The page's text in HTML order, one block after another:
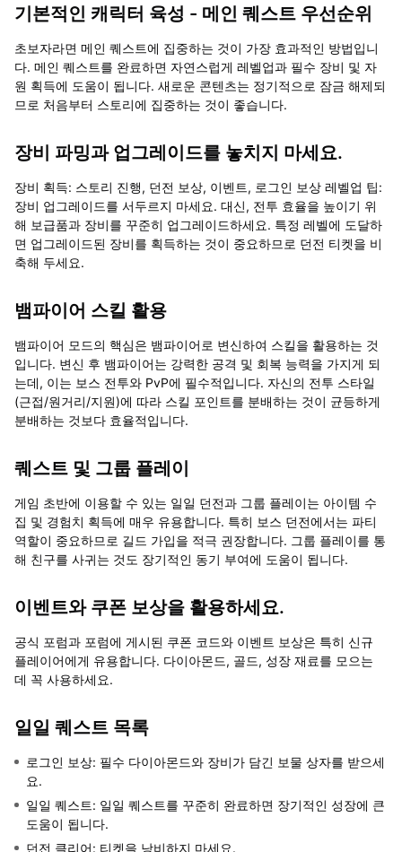
기본적인 캐릭터 육성 - 메인 퀘스트 우선순위
초보자라면 메인 퀘스트에 집중하는 것이 가장 효과적인 방법입니
다. 메인 퀘스트를 완료하면 자연스럽게 레벨업과 필수 장비 및 자
원 획득에 도움이 됩니다. 새로운 콘텐츠는 정기적으로 잠금 해제되
므로 처음부터 스토리에 집중하는 것이 좋습니다.
장비 파밍과 업그레이드를 놓치지 마세요.
장비 획득: 스토리 진행, 던전 보상, 이벤트, 로그인 보상 레벨업 팁:
장비 업그레이드를 서두르지 마세요. 대신, 전투 효율을 높이기 위
해 보급품과 장비를 꾸준히 업그레이드하세요. 특정 레벨에 도달하
면 업그레이드된 장비를 획득하는 것이 중요하므로 던전 티켓을 비
축해 두세요.
뱀파이어 스킬 활용
뱀파이어 모드의 핵심은 뱀파이어로 변신하여 스킬을 활용하는 것
입니다. 변신 후 뱀파이어는 강력한 공격 및 회복 능력을 가지게 되
는데, 이는 보스 전투와 PvP에 필수적입니다. 자신의 전투 스타일
(근접/원거리/지원)에 따라 스킬 포인트를 분배하는 것이 균등하게
분배하는 것보다 효율적입니다.
퀘스트 및 그룹 플레이
게임 초반에 이용할 수 있는 일일 던전과 그룹 플레이는 아이템 수
집 및 경험치 획득에 매우 유용합니다. 특히 보스 던전에서는 파티
역할이 중요하므로 길드 가입을 적극 권장합니다. 그룹 플레이를 통
해 친구를 사귀는 것도 장기적인 동기 부여에 도움이 됩니다.
이벤트와 쿠폰 보상을 활용하세요.
공식 포럼과 포럼에 게시된 쿠폰 코드와 이벤트 보상은 특히 신규
플레이어에게 유용합니다. 다이아몬드, 골드, 성장 재료를 모으는
데 꼭 사용하세요.
일일 퀘스트 목록
로그인 보상: 필수 다이아몬드와 장비가 담긴 보물 상자를 받으세
요.
일일 퀘스트: 일일 퀘스트를 꾸준히 완료하면 장기적인 성장에 큰
도움이 됩니다.
던전 클리어: 티켓을 낭비하지 마세요.